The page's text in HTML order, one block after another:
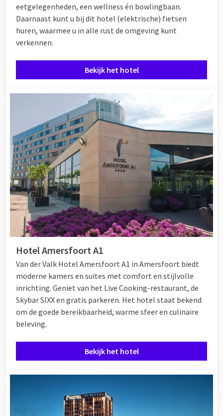
eetgelegenheden, een wellness én bowlingbaan.
Daarnaast kunt u bij dit hotel (elektrische) fietsen
huren, waarmee u in alle rust de omgeving kunt
verkennen.
Bekijk het hotel
Hotel Amersfoort A1
Van der Valk Hotel Amersfoort A1 in Amersfoort biedt
moderne kamers en suites met comfort en stijlvolle
inrichting. Geniet van het Live Cooking-restaurant, de
Skybar SIXX en gratis parkeren. Het hotel staat bekend
om de goede bereikbaarheid, warme sfeer en culinaire
beleving.
Bekijk het hotel